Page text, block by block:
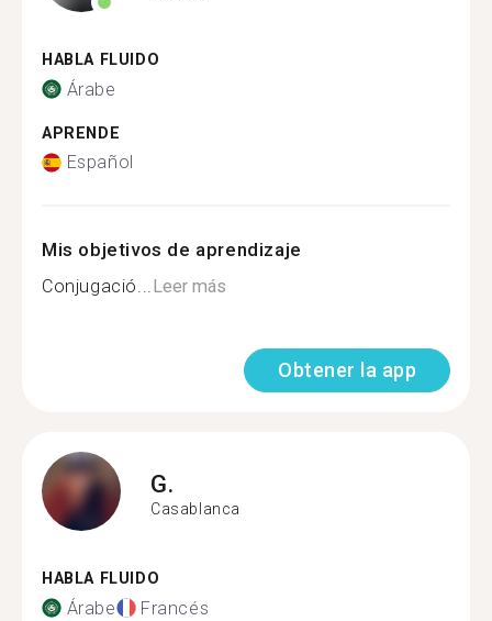
HABLA FLUIDO
Árabe
APRENDE
Español
Mis objetivos de aprendizaje
Conjugació...Leer más
Obtener la app
G.
Casablanca
HABLA FLUIDO
Árabe Francés